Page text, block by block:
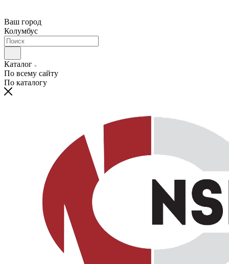
Ваш город
Колумбус
Каталог
По всему сайту
По каталогу